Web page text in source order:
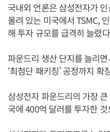
국내외 언론은 삼성전자가
몰려 있는 미국에서 TSMC,
해 투자 규모를 급격히 늘렸
파운드리 생산 단지를 늘리
‘최첨단 패키징’ 공정까지
삼성전자 파운드리의 가장
국에 400억 달러를 투자한